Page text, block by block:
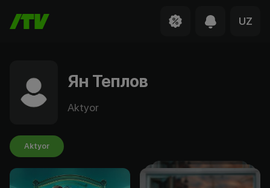
UZ
Ян Теплов
Aktyor
Aktyor